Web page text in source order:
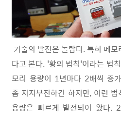
기술의 발전은 놀랍다. 특히 메
다고 본다. '황의 법칙'이라는 법
모리 용량이 1년마다 2배씩 증
좀 지지부진하긴 하지만, 이런
용량은 빠르게 발전되어 왔다.